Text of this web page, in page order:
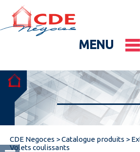
MENU
Le groupe
Nos entités
Conseils & Astuces
CDE Negoces >Catalogue produits >
Volets coulissants